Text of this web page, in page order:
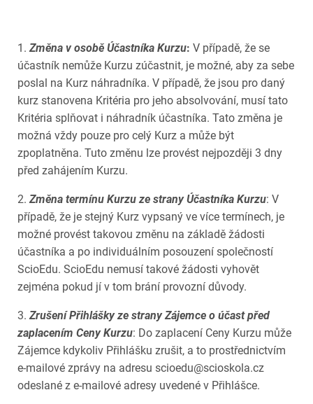
1.Změna v osobě Účastníka Kurzu: V případě, že se
účastník nemůže Kurzu zúčastnit, je možné, aby za sebe
poslal na Kurz náhradníka. V případě, že jsou pro daný
kurz stanovena Kritéria pro jeho absolvování, musí tato
Kritéria splňovat i náhradník účastníka. Tato změna je
možná vždy pouze pro celý Kurz a může být
zpoplatněna. Tuto změnu lze provést nejpozději 3 dny
před zahájením Kurzu.
2.Změna termínu Kurzu ze strany Účastníka Kurzu: V
případě, že je stejný Kurz vypsaný ve více termínech, je
možné provést takovou změnu na základě žádosti
účastníka a po individuálním posouzení společností
ScioEdu. ScioEdu nemusí takové žádosti vyhovět
zejména pokud jí v tom brání provozní důvody.
3.Zrušení Přihlášky ze strany Zájemce o účast před
zaplacením Ceny Kurzu: Do zaplacení Ceny Kurzu může
Zájemce kdykoliv Přihlášku zrušit, a to prostřednictvím
e-mailové zprávy na adresu scioedu@scioskola.cz
odeslané z e-mailové adresy uvedené v Přihlášce.